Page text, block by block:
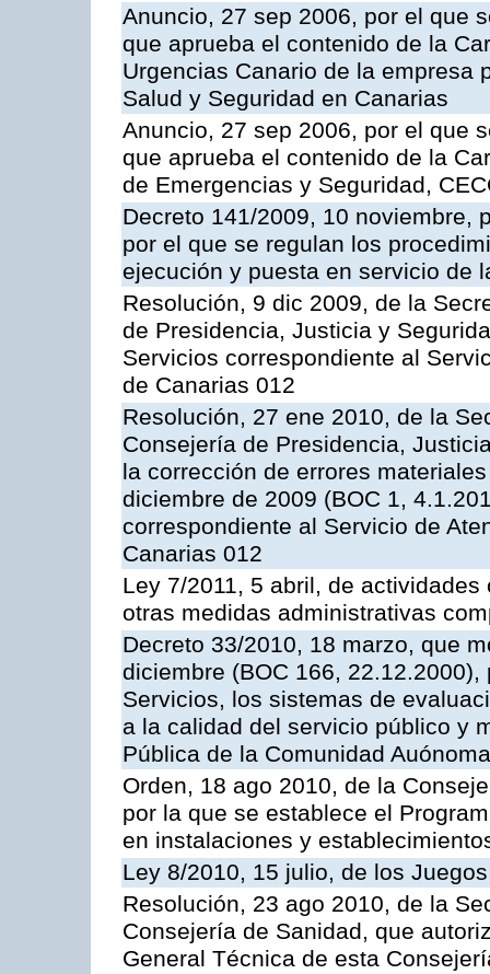
Anuncio, 27 sep 2006, por el que
que aprueba el contenido de la
Urgencias Canario de la empresa
Salud y Seguridad en Canarias
Anuncio, 27 sep 2006, por el que
que aprueba el contenido de la
de Emergencias y Seguridad,
Decreto 141/2009, 10 noviembre,
por el que se regulan los
ejecución y puesta en servicio de
Resolución, 9 dic 2009, de la
de Presidencia, Justicia y
Servicios correspondiente al
de Canarias 012
Resolución, 27 ene 2010, de la
Consejería de Presidencia,
la corrección de errores
diciembre de 2009 (BOC 1,
correspondiente al Servicio de
Canarias 012
Ley 7/2011, 5 abril, de
otras medidas administrativas
Decreto 33/2010, 18 marzo, que
diciembre (BOC 166,
Servicios, los sistemas de
a la calidad del servicio público y
Pública de la Comunidad
Orden, 18 ago 2010, de la
por la que se establece el
en instalaciones y
Ley 8/2010, 15 julio, de los
Resolución, 23 ago 2010, de la
Consejería de Sanidad, que
General Técnica de esta